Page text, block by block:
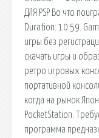
ДЛЯ PSP Во что
Duration: 10:59.
игры без
скачать игры и
ретро игровых
портативной
когда на рынок
PocketStation.
программа